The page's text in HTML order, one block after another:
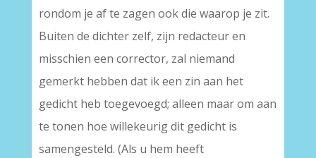
rondom je af te zagen ook die waarop je zit.
Buiten de dichter zelf, zijn redacteur en
misschien een corrector, zal niemand
gemerkt hebben dat ik een zin aan het
gedicht heb toegevoegd; alleen maar om aan
te tonen hoe willekeurig dit gedicht is
samengesteld. (Als u hem heeft